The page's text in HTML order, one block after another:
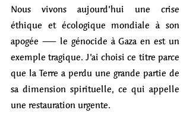
Nous vivons aujourd’hui une crise
éthique et écologique mondiale à son
apogée — le génocide à Gaza en est un
exemple tragique. J’ai choisi ce titre parce
que la Terre a perdu une grande partie de
sa dimension spirituelle, ce qui appelle
une restauration urgente.